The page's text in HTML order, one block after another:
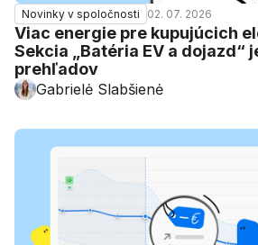
Novinky v spoločnosti 02. 07. 2026
Viac energie pre kupujúcich
Sekcia „Batéria EV a dojazd“
prehľadov
Gabrielė Slabšienė